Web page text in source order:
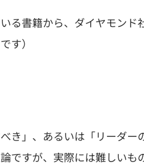
る書籍から、ダイヤモンド
す）
き」、あるいは「リーダー
ですが、実際には難しいも